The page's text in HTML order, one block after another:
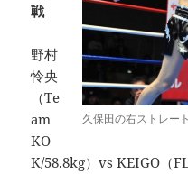
久保田の右ストレー
戦
野村
怜央
（Te
am
KO
K/58.8kg）vs KEIGO（